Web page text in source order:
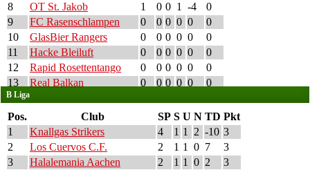
8
OT St. Jakob 1 0 0 1 -4
0
9
FC Rasenschlampen 0 0 0 0 0
0
10
GlasBier Rangers 0 0 0 0 0
0
11
Hacke Bleiluft 0 0 0 0 0
0
12
Rapid Rosettentango 0 0 0 0 0
0
13
Real Balkan 0 0 0 0 0 0
B Liga
Pos. Club SP S U N TD Pkt
1
Knallgas Strikers 4 1 1 2 -10 3
2
Los Cuervos C.F. 2 1 1 0 7
3
3
Halalemania Aachen 2 1 1 0 2
3